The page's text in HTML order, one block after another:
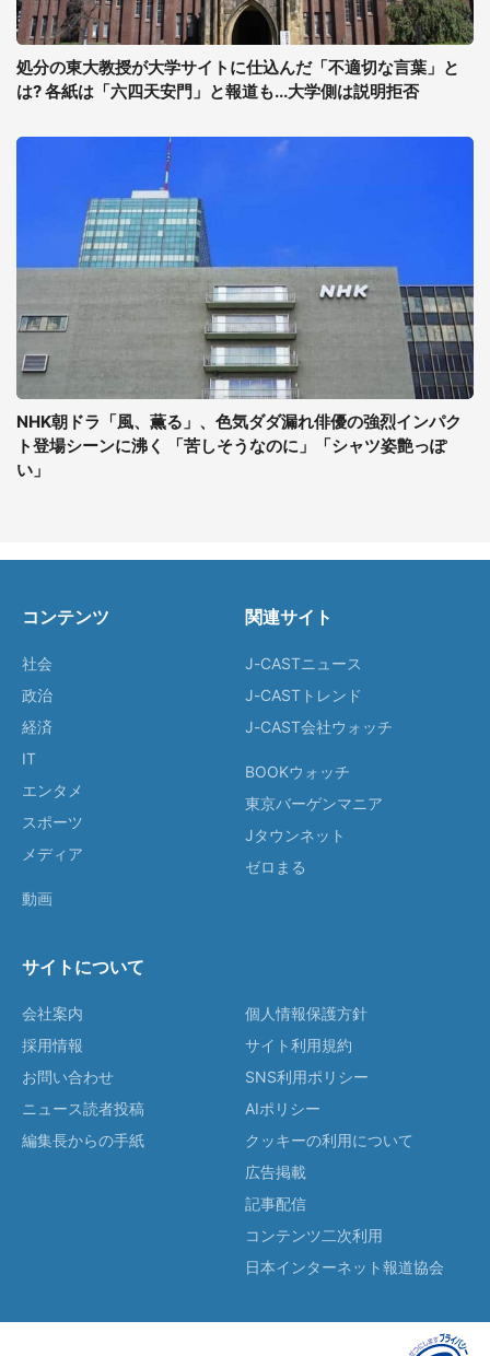
処分の東大教授が大学サイトに仕込んだ「不適切な言葉」と
は? 各紙は「六四天安門」と報道も...大学側は説明拒否
NHK朝ドラ「風、薫る」、色気ダダ漏れ俳優の強烈インパク
ト登場シーンに沸く 「苦しそうなのに」「シャツ姿艶っぽ
い」
コンテンツ
社会
政治
経済
IT
エンタメ
スポーツ
メディア
動画
関連サイト
J-CASTニュース
J-CASTトレンド
J-CAST会社ウォッチ
BOOKウォッチ
東京バーゲンマニア
Jタウンネット
ゼロまる
サイトについて
会社案内
採用情報
お問い合わせ
ニュース読者投稿
編集長からの手紙
個人情報保護方針
サイト利用規約
SNS利用ポリシー
AIポリシー
クッキーの利用について
広告掲載
記事配信
コンテンツ二次利用
日本インターネット報道協会